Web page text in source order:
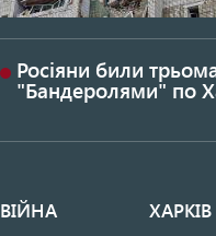
Росіяни били
"Бандеролями" по
Основная
ВІЙНА ХАРКІВ